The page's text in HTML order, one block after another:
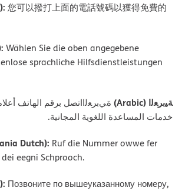
您可以撥打上面的電話號碼以獲得免費的
Wählen Sie die oben angegebene
sprachliche Hilfsdienstleistungen
ﺔﯿﺑﺮﻌﻟا (Arabic)
ةﻲﺑﺮﻌﻟااﺗﺼﻞ ﺑﺮﻗﻢ اﻟﮭﺎﺗﻒ
ﺧﺪﻣﺎت اﻟﻤﺴﺎﻋﺪة اﻟﻠﻐﻮﯾﺔ اﻟﻤﺠﺎﻧﯿﺔ.
Dutch): Ruf die Nummer owwe fer
eegni Schprooch.
Позвоните по вышеуказанному номеру,